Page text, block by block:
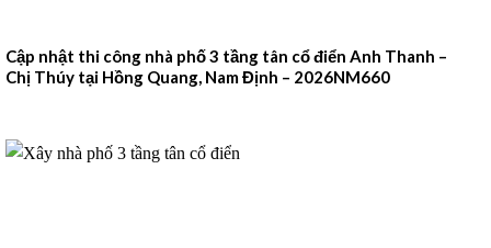
Cập nhật thi công nhà phố 3 tầng tân cổ điển Anh Thanh –
Chị Thúy tại Hồng Quang, Nam Định – 2026NM660